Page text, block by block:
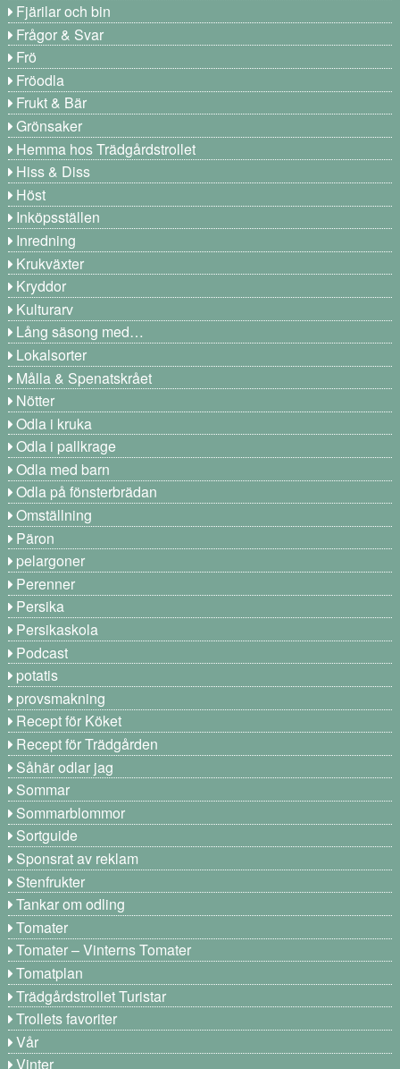
Fjärilar och bin
Frågor & Svar
Frö
Fröodla
Frukt & Bär
Grönsaker
Hemma hos Trädgårdstrollet
Hiss & Diss
Höst
Inköpsställen
Inredning
Krukväxter
Kryddor
Kulturarv
Lång säsong med…
Lokalsorter
Målla & Spenatskrået
Nötter
Odla i kruka
Odla i pallkrage
Odla med barn
Odla på fönsterbrädan
Omställning
Päron
pelargoner
Perenner
Persika
Persikaskola
Podcast
potatis
provsmakning
Recept för Köket
Recept för Trädgården
Såhär odlar jag
Sommar
Sommarblommor
Sortguide
Sponsrat av reklam
Stenfrukter
Tankar om odling
Tomater
Tomater – Vinterns Tomater
Tomatplan
Trädgårdstrollet Turistar
Trollets favoriter
Vår
Vinter